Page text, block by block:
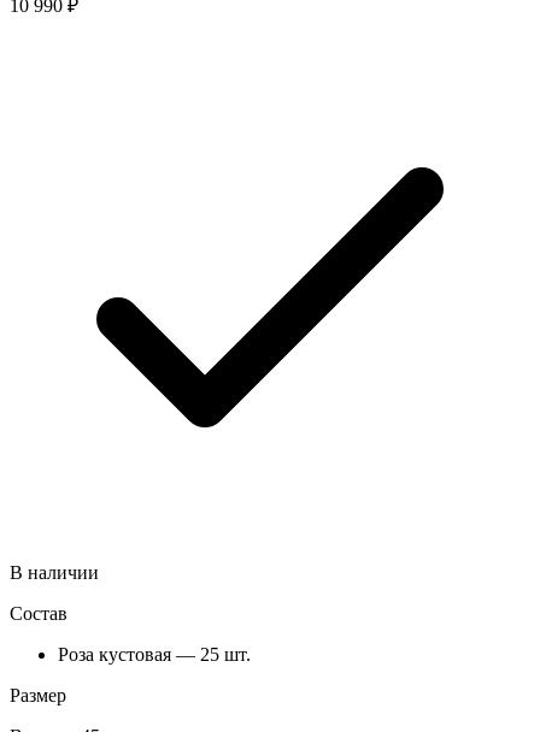
10 990 ₽
В наличии
Состав
Роза кустовая — 25 шт.
Размер